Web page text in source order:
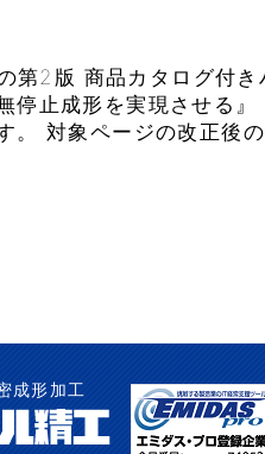
第2版 商品カタログ付
停止成形を実現させる
。 対象ページの改正後
成形加工